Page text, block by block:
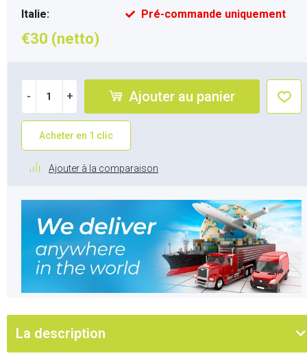
Italie:
Pré-commande uniquement
€30 (netto)
- + Ajouter au panier
Acheter en 1 clic
Ajouter à la comparaison
La description